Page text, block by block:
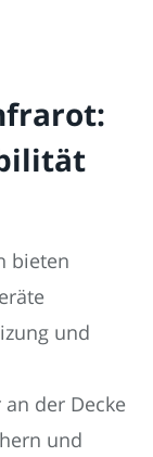
bieten
und
der Decke
und